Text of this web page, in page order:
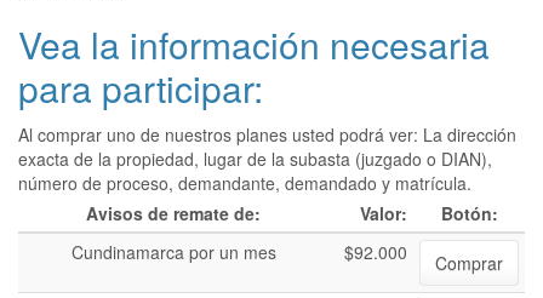
Vea la información necesaria
para participar:
Al comprar uno de nuestros planes usted podrá ver: La dirección
exacta de la propiedad, lugar de la subasta (juzgado o DIAN),
número de proceso, demandante, demandado y matrícula.
Avisos de remate de:
Valor:
Botón:
Cundinamarca por un mes
$92.000
Comprar